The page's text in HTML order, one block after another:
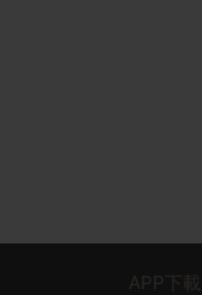
APP下載